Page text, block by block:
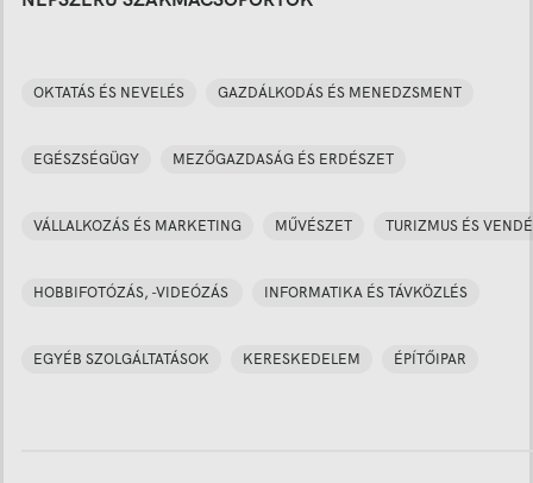
OKTATÁS ÉS NEVELÉS GAZDÁLKODÁS ÉS MENEDZSMENT
EGÉSZSÉGÜGY MEZŐGAZDASÁG ÉS ERDÉSZET
VÁLLALKOZÁS ÉS MARKETING MŰVÉSZET TURIZMUS ÉS
HOBBIFOTÓZÁS, -VIDEÓZÁS INFORMATIKA ÉS TÁVKÖZLÉS
EGYÉB SZOLGÁLTATÁSOK KERESKEDELEM ÉPÍTŐIPAR